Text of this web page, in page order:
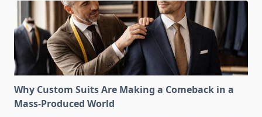
Why Custom Suits Are Making a Comeback in a
Mass-Produced World